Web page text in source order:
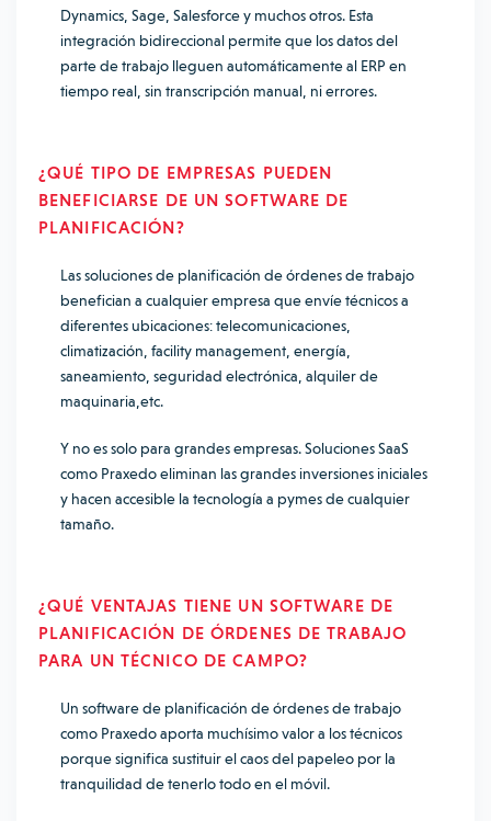
Dynamics, Sage, Salesforce y muchos otros. Esta
integración bidireccional permite que los datos del
parte de trabajo lleguen automáticamente al ERP en
tiempo real, sin transcripción manual, ni errores.
¿QUÉ TIPO DE EMPRESAS PUEDEN
BENEFICIARSE DE UN SOFTWARE DE
PLANIFICACIÓN?
Las soluciones de planificación de órdenes de trabajo
benefician a cualquier empresa que envíe técnicos a
diferentes ubicaciones: telecomunicaciones,
climatización, facility management, energía,
saneamiento, seguridad electrónica, alquiler de
maquinaria,etc.
Y no es solo para grandes empresas. Soluciones SaaS
como Praxedo eliminan las grandes inversiones iniciales
y hacen accesible la tecnología a pymes de cualquier
tamaño.
¿QUÉ VENTAJAS TIENE UN SOFTWARE DE
PLANIFICACIÓN DE ÓRDENES DE TRABAJO
PARA UN TÉCNICO DE CAMPO?
Un software de planificación de órdenes de trabajo
como Praxedo aporta muchísimo valor a los técnicos
porque significa sustituir el caos del papeleo por la
tranquilidad de tenerlo todo en el móvil.